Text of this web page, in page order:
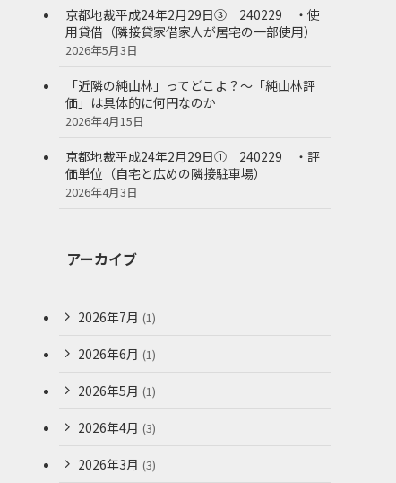
京都地裁平成24年2月29日③ 240229 ・使
用貸借（隣接貸家借家人が居宅の一部使用）
2026年5月3日
「近隣の純山林」ってどこよ？～「純山林評
価」は具体的に何円なのか
2026年4月15日
京都地裁平成24年2月29日① 240229 ・評
価単位（自宅と広めの隣接駐車場）
2026年4月3日
アーカイブ
2026年7月 (1)
2026年6月 (1)
2026年5月 (1)
2026年4月 (3)
2026年3月 (3)